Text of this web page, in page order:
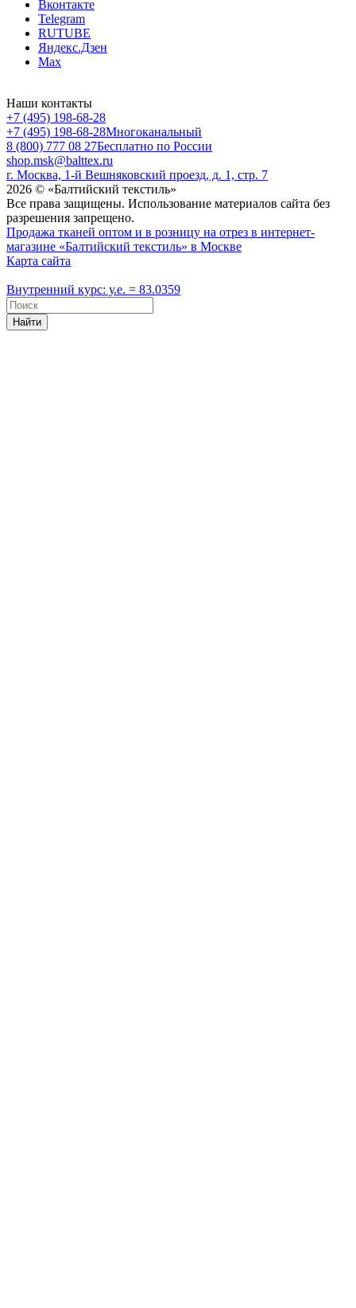
Вконтакте
Telegram
RUTUBE
Яндекс.Дзен
Max
Наши контакты
+7 (495) 198-68-28
+7 (495) 198-68-28Многоканальный
8 (800) 777 08 27Бесплатно по России
shop.msk@balttex.ru
г. Москва, 1-й Вешняковский проезд, д. 1, стр. 7
2026 © «Балтийский текстиль»
Все права защищены. Использование материалов сайта без
разрешения запрещено.
Продажа тканей оптом и в розницу на отрез в интернет-
магазине «Балтийский текстиль» в Москве
Карта сайта
Внутренний курс: у.е. = 83.0359
Найти